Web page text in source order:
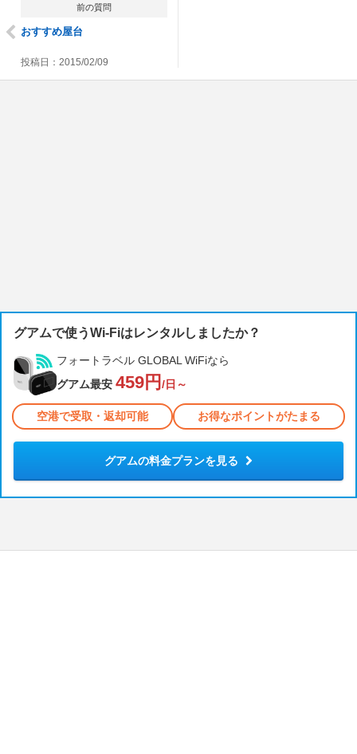
前の質問
おすすめ屋台
投稿日：2015/02/09
グアムで使うWi-Fiはレンタルしましたか？
フォートラベル GLOBAL WiFiなら
グアム最安 459円 /日～
空港で受取・返却可能 お得なポイントがたまる
グアムの料金プランを見る